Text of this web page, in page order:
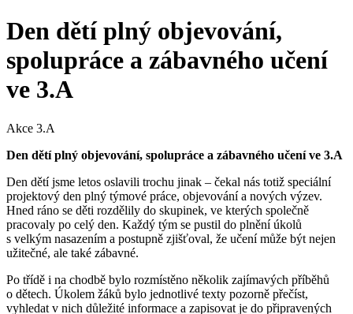
Den dětí plný objevování,
spolupráce a zábavného učení
ve 3.A
Akce 3.A
Den dětí plný objevování, spolupráce a zábavného učení ve 3.A
Den dětí jsme letos oslavili trochu jinak – čekal nás totiž speciální
projektový den plný týmové práce, objevování a nových výzev.
Hned ráno se děti rozdělily do skupinek, ve kterých společně
pracovaly po celý den. Každý tým se pustil do plnění úkolů
s velkým nasazením a postupně zjišťoval, že učení může být nejen
užitečné, ale také zábavné.
Po třídě i na chodbě bylo rozmístěno několik zajímavých příběhů
o dětech. Úkolem žáků bylo jednotlivé texty pozorně přečíst,
vyhledat v nich důležité informace a zapisovat je do připravených